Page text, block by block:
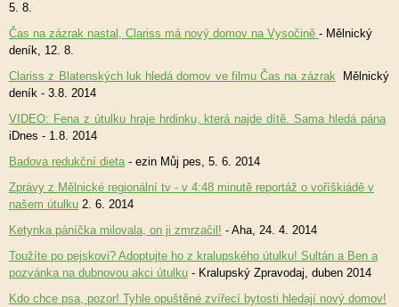
5. 8.
Čas na zázrak nastal, Clariss má nový domov na Vysočině - Mělnický
deník, 12. 8.
Clariss z Blatenských luk hledá domov ve filmu Čas na zázrakMělnický
deník - 3.8. 2014
VIDEO: Fena z útulku hraje hrdinku, která najde dítě. Sama hledá pána
iDnes - 1.8. 2014
Badova redukční dieta- ezin Můj pes, 5. 6. 2014
Zprávy z Mělnické regionální tv - v 4:48 minutě reportáž o voříškiádě v
našem útulku 2. 6. 2014
Ketynka páníčka milovala, on ji zmrzačil! - Aha, 24. 4. 2014
Toužíte po pejskovi? Adoptujte ho z kralupského útulku! Sultán a Ben a
pozvánka na dubnovou akci útulku - Kralupský Zpravodaj, duben 2014
Kdo chce psa, pozor! Tyhle opuštěné zvířecí bytosti hledají nový domov!